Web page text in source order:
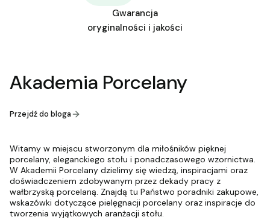
Gwarancja
oryginalności i jakości
Akademia Porcelany
Przejdź do bloga
Witamy w miejscu stworzonym dla miłośników pięknej
porcelany, eleganckiego stołu i ponadczasowego wzornictwa.
W Akademii Porcelany dzielimy się wiedzą, inspiracjami oraz
doświadczeniem zdobywanym przez dekady pracy z
wałbrzyską porcelaną. Znajdą tu Państwo poradniki zakupowe,
wskazówki dotyczące pielęgnacji porcelany oraz inspiracje do
tworzenia wyjątkowych aranżacji stołu.